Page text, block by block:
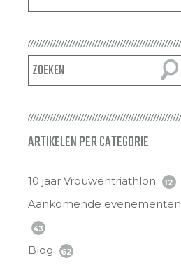
ARTIKELEN PER CATEGORIE
10 jaar Vrouwentriathlon 12
Aankomende evenementen
43
Blog 62